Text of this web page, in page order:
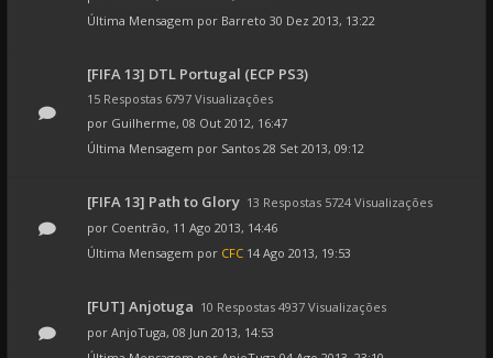
Última Mensagem por Barreto 30 Dez 2013, 13:22
[FIFA 13] DTL Portugal (ECP PS3)
15 Respostas 6797 Visualizações
por Guilherme, 08 Out 2012, 16:47
Última Mensagem por Santos 28 Set 2013, 09:12
[FIFA 13] Path to Glory 13 Respostas 5724 Visualizações
por Coentrão, 11 Ago 2013, 14:46
Última Mensagem por CFC 14 Ago 2013, 19:53
[FUT] Anjotuga 10 Respostas 4937 Visualizações
por AnjoTuga, 08 Jun 2013, 14:53